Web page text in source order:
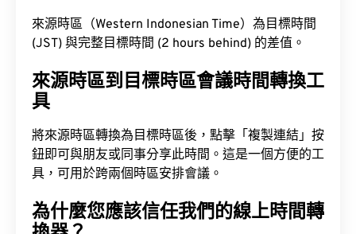
來源時區（Western Indonesian Time）為目標時間
(JST) 與完整目標時間 (2 hours behind) 的差值。
來源時區到目標時區會議時間轉換工
具
將來源時區轉換為目標時區後，點擊「複製連結」按
鈕即可與朋友或同事分享此時間。這是一個方便的工
具，可用於跨兩個時區安排會議。
為什麼您應該信任我們的線上時間轉